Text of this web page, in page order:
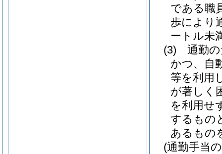
である職
歩により
ートル未
(3)
通勤
かつ、自
等を利用
が著しく
を利用せ
するもの
あるもの
(通勤手当